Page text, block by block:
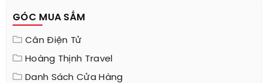
GÓC MUA SẮM
Cân Điện Tử
Hoàng Thịnh Travel
Danh Sách Cửa Hàng